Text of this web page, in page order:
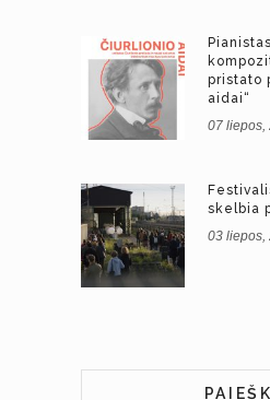
pristato
aidai“
07 liepos,
skelbia
03 liepos,